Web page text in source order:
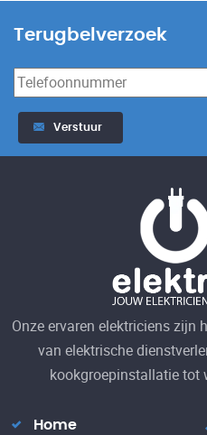
Terugbelverzoek
Verstuur
Onze ervaren elektriciens zijn
van elektrische
kookgroepinstallatie tot
Home